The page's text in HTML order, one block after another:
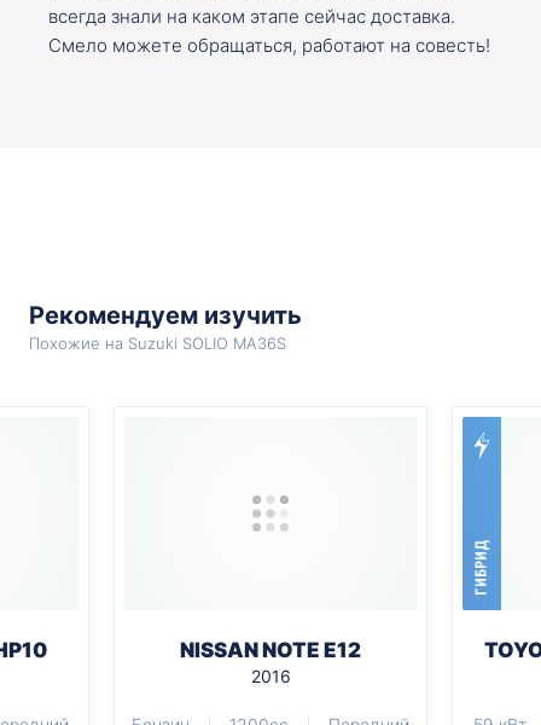
всегда знали на каком этапе сейчас доставка.
Смело можете обращаться, работают на совесть!
Рекомендуем изучить
Похожие на Suzuki SOLIO MA36S
NISSAN NOTE E12
2016
ГИБРИД